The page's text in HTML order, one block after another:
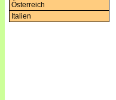
Österreich
Italien